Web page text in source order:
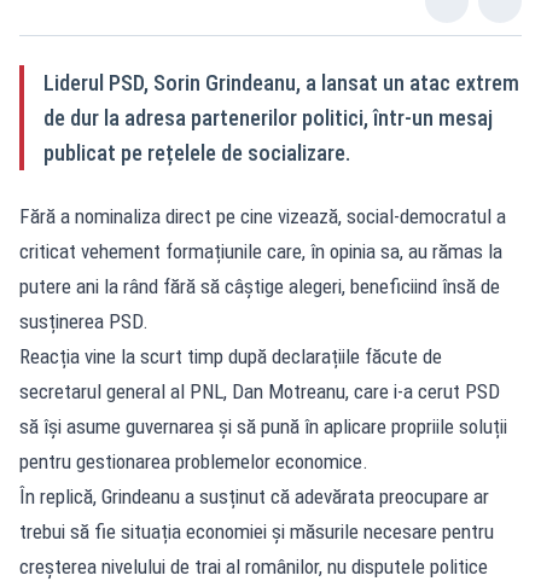
Liderul PSD, Sorin Grindeanu, a lansat un atac extrem
de dur la adresa partenerilor politici, într-un mesaj
publicat pe rețelele de socializare.
Fără a nominaliza direct pe cine vizează, social-democratul a
criticat vehement formațiunile care, în opinia sa, au rămas la
putere ani la rând fără să câștige alegeri, beneficiind însă de
susținerea PSD.
Reacția vine la scurt timp după declarațiile făcute de
secretarul general al PNL, Dan Motreanu, care i-a cerut PSD
să își asume guvernarea și să pună în aplicare propriile soluții
pentru gestionarea problemelor economice.
În replică, Grindeanu a susținut că adevărata preocupare ar
trebui să fie situația economiei și măsurile necesare pentru
creșterea nivelului de trai al românilor, nu disputele politice